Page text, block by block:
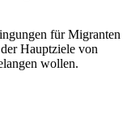
für Migranten
Hauptziele von
wollen.